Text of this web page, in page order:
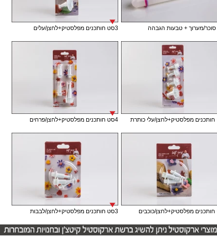
מערוך + טבעות הגבהה 3סט חותכנים מפלסטיק+לחצן/עלים
4סט חותכנים מפלסטיק+לחצן/פרחים
3סט חותכנים מפלסטיק+לחצן/לבבות